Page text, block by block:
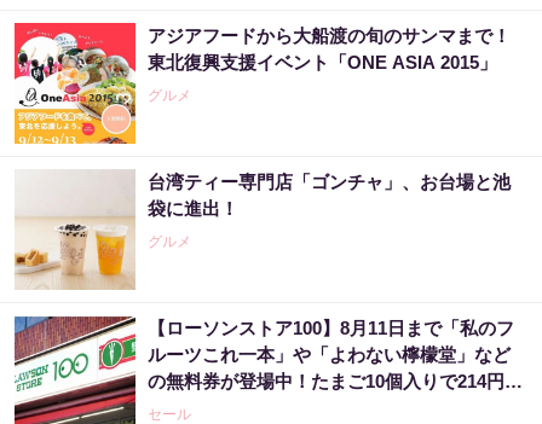
アジアフードから大船渡の旬のサンマまで！
東北復興支援イベント「ONE ASIA 2015」
グルメ
台湾ティー専門店「ゴンチャ」、お台場と池
袋に進出！
グルメ
【ローソンストア100】8月11日まで「私のフ
ルーツこれ一本」や「よわない檸檬堂」など
の無料券が登場中！たまご10個入りで214円な
どのお得企画も見逃せない。
セール